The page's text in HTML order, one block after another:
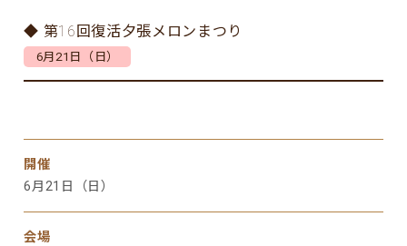
◆ 第16回復活夕張メロンまつり
6月21日（日）
開催
6月21日（日）
会場